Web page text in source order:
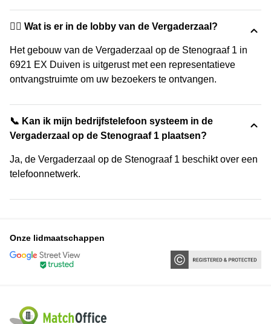
🙋‍♀️ Wat is er in de lobby van de Vergaderzaal?
Het gebouw van de Vergaderzaal op de Stenograaf 1 in
6921 EX Duiven is uitgerust met een representatieve
ontvangstruimte om uw bezoekers te ontvangen.
📞 Kan ik mijn bedrijfstelefoon systeem in de
Vergaderzaal op de Stenograaf 1 plaatsen?
Ja, de Vergaderzaal op de Stenograaf 1 beschikt over een
telefoonnetwerk.
Onze lidmaatschappen